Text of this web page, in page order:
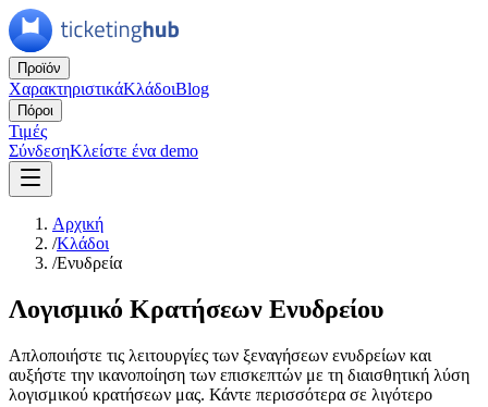
Προϊόν
ΧαρακτηριστικάΚλάδοιBlog
Πόροι
Τιμές
ΣύνδεσηΚλείστε ένα demo
Αρχική
/Κλάδοι
/Ενυδρεία
Λογισμικό Κρατήσεων Ενυδρείου
Απλοποιήστε τις λειτουργίες των ξεναγήσεων ενυδρείων και
αυξήστε την ικανοποίηση των επισκεπτών με τη διαισθητική λύση
λογισμικού κρατήσεων μας. Κάντε περισσότερα σε λιγότερο